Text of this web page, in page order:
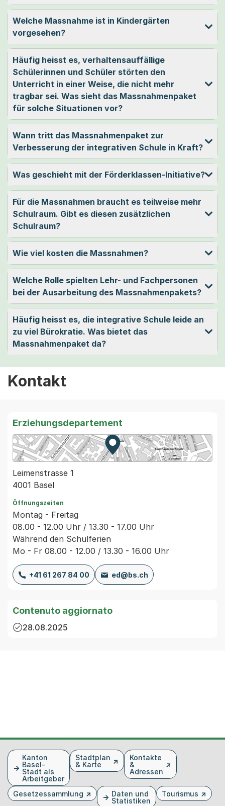
Welche Massnahme ist in Kindergärten
vorgesehen?
Häufig heisst es, verhaltensauffällige
Schülerinnen und Schüler störten den
Unterricht in einer Weise, die nicht mehr
tragbar sei. Was sieht das Massnahmenpaket
für solche Situationen vor?
Wann tritt das Massnahmenpaket zur
Verbesserung der integrativen Schule in Kraft?
Was geschieht mit der Förderklassen-Initiative?
Für die Massnahmen braucht es teilweise mehr
Schulraum. Gibt es diesen zusätzlichen
Schulraum?
Wie viel kosten die Massnahmen?
Welche Rolle spielten Lehr- und Fachpersonen
bei der Ausarbeitung des Massnahmenpakets?
Häufig heisst es, die integrative Schule leide an
zu viel Bürokratie. Was bietet das
Massnahmenpaket da?
Kontakt
Erziehungsdepartement
Zur Karte von MapBS.
Externer Link, wird in einem
Leimenstrasse 1
4001 Basel
Öffnungszeiten
Montag - Freitag
08.00 - 12.00 Uhr / 13.30 - 17.00 Uhr
Während den Schulferien
Mo - Fr 08.00 - 12.00 / 13.30 - 16.00 Uhr
+41 61 267 84 00 ed@bs.ch
Contenuto aggiornato
28.08.2025
FusszeileKanton
Basel-
Stadt als
Arbeitgeber
Stadtplan
& Karte
Kontakte
&
Adressen
Gesetzessammlung
Daten und
Statistiken
Tourismus